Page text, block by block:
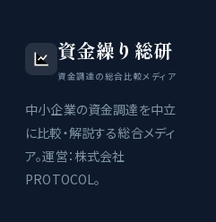
資金繰り総研
資金調達の総合比較メディア
中小企業の資金調達を中立
に比較・解説する総合メディ
ア。運営：株式会社
PROTOCOL。